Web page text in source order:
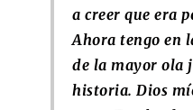
a creer que era
Ahora tengo en
de la mayor ola
historia. Dios